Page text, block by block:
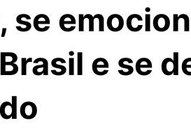
se
e se